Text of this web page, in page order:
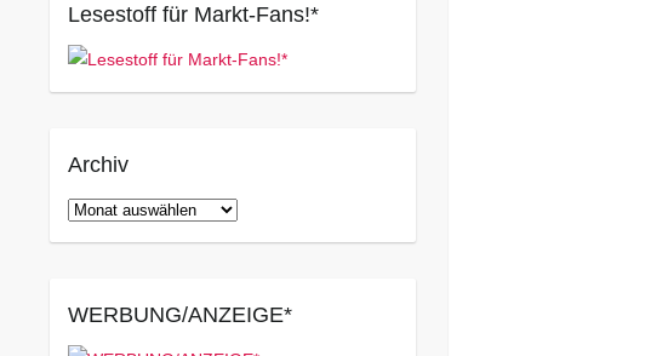
Lesestoff für Markt-Fans!*
Archiv
Archiv
WERBUNG/ANZEIGE*